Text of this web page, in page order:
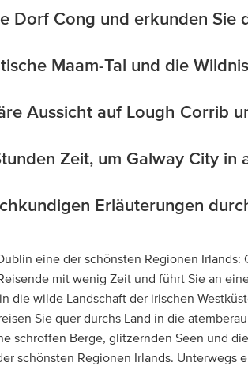
Dorf Cong und erkunden Sie
Maam-Tal und die
Aussicht auf Lough Corrib
Zeit, um Galway City in
Erläuterungen
eine der schönsten Regionen Irlands:
mit wenig Zeit und führt Sie an
die wilde Landschaft der irischen
Sie quer durchs Land in die
schroffen Berge, glitzernden Seen und
schönsten Regionen Irlands. Unterwegs